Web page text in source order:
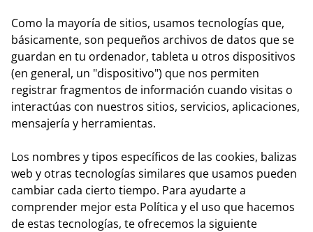
Como la mayoría de sitios, usamos tecnologías que,
básicamente, son pequeños archivos de datos que se
guardan en tu ordenador, tableta u otros dispositivos
(en general, un "dispositivo") que nos permiten
registrar fragmentos de información cuando visitas o
interactúas con nuestros sitios, servicios, aplicaciones,
mensajería y herramientas.
Los nombres y tipos específicos de las cookies, balizas
web y otras tecnologías similares que usamos pueden
cambiar cada cierto tiempo. Para ayudarte a
comprender mejor esta Política y el uso que hacemos
de estas tecnologías, te ofrecemos la siguiente